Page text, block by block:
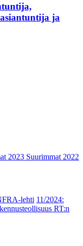
ja
2023 Suurimmat 2022
lehti 11/2024:
RT:n